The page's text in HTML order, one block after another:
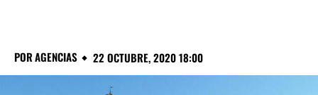
PORAGENCIAS 22 OCTUBRE, 2020 18:00